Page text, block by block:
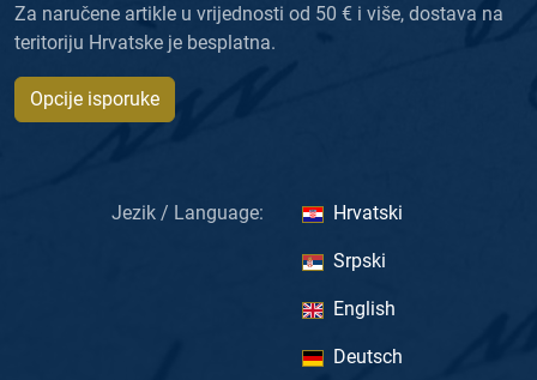
Za naručene artikle u vrijednosti od 50 € i više, dostava na
teritoriju Hrvatske je besplatna.
Opcije isporuke
Jezik / Language: Hrvatski
Srpski
English
Deutsch